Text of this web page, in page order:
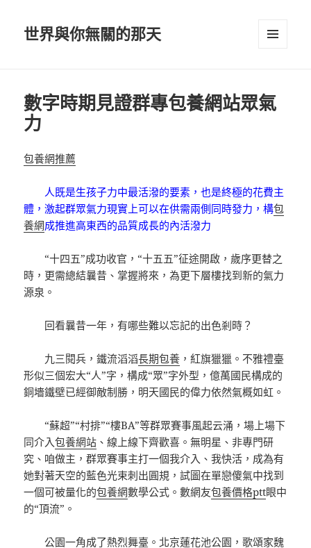
世界與你無關的那天
數字時期見證群專包養網站眾氣
力
包養網推薦
人既是生孩子力中最活潑的要素，也是終極的花費主
體，激起群眾氣力現實上可以在供需兩側同時發力，構包
養網成推進高東西的品質成長的內活潑力
“十四五”成功收官，“十五五”征途開啟，歲序更替之
時，更需總結曩昔、掌握將來，為更下層樓找到新的氣力
源泉。
回看曩昔一年，有哪些難以忘記的出色剎時？
九三閱兵，鐵流滔滔長期包養 ，紅旗獵獵。不雅禮臺
形似三個宏大“人”字，構成“眾”字外型，億萬國民構成的
銅墻鐵壁已經御敵制勝，明天國民的偉力依然氣概如虹。
“蘇超”“村排”“樓BA”等群眾賽事風起云涌，場上場下
同介入包養網站 、線上線下齊歡喜。無明星、非專門研
究、咱做主，群眾賽事主打一個我介入、我快活，成為有
她對著天空的藍色光束刺出圓規，試圖在單戀傻氣中找到
一個可被量化的包養網數學公式。數網友包養價格ptt眼中
的“頂流”。
公園一角成了熱烈舞臺。北京蓮花池公園，歌頌家魏